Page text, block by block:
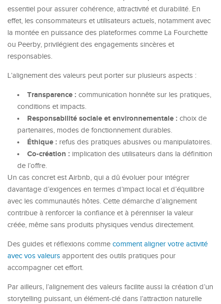
essentiel pour assurer cohérence, attractivité et durabilité. En
effet, les consommateurs et utilisateurs actuels, notamment avec
la montée en puissance des plateformes comme La Fourchette
ou Peerby, privilégient des engagements sincères et
responsables.
L’alignement des valeurs peut porter sur plusieurs aspects :
Transparence : communication honnête sur les pratiques,
conditions et impacts.
Responsabilité sociale et environnementale : choix de
partenaires, modes de fonctionnement durables.
Éthique : refus des pratiques abusives ou manipulatoires.
Co-création : implication des utilisateurs dans la définition
de l’offre.
Un cas concret est Airbnb, qui a dû évoluer pour intégrer
davantage d’exigences en termes d’impact local et d’équilibre
avec les communautés hôtes. Cette démarche d’alignement
contribue à renforcer la confiance et à pérenniser la valeur
créée, même sans produits physiques vendus directement.
Des guides et réflexions comme comment aligner votre activité
avec vos valeurs apportent des outils pratiques pour
accompagner cet effort.
Par ailleurs, l’alignement des valeurs facilite aussi la création d’un
storytelling puissant, un élément-clé dans l’attraction naturelle